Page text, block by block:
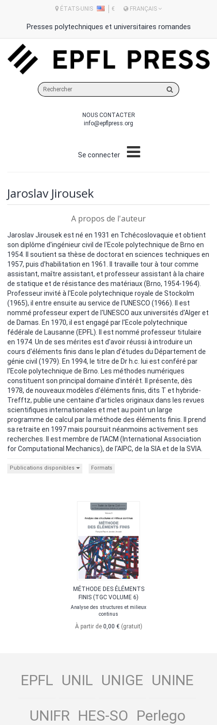
ÉTATS-UNIS € FRANÇAIS
Presses polytechniques et universitaires romandes
sur
site
NOUS CONTACTER
info@epflpress.org
Se connecter
Jaroslav Jirousek
A propos de l'auteur
Jaroslav Jirousek est né en 1931 en Tchécoslovaquie et obtient
son diplôme d'ingénieur civil de l'Ecole polytechnique de Brno en
1954. Il soutient sa thèse de doctorat en sciences techniques en
1957, puis d'habilitation en 1961. Il travaille tour à tour comme
assistant, maître assistant, et professeur assistant à la chaire
de statique et de résistance des matériaux (Brno, 1954-1964).
Professeur invité à l'Ecole polytechnique royale de Stockolm
(1965), il entre ensuite au service de l'UNESCO (1966). Il est
nommé professeur expert de l'UNESCO aux universités d'Alger et
de Damas. En 1970, il est engagé par l'Ecole polytechnique
fédérale de Lausanne (EPFL). Il est nommé professeur titulaire
en 1974. Un de ses mérites est d'avoir réussi à introduire un
cours d'éléments finis dans le plan d'études du Département de
génie civil (1979). En 1994, le titre de Dr h.c. lui est conféré par
l'Ecole polytechnique de Brno. Les méthodes numériques
constituent son principal domaine d'intérêt. Il présente, dès
1978, de nouveaux modèles d'éléments finis, dits T et hybride-
Trefftz, publie une centaine d'articles originaux dans les revues
scientifiques internationales et met au point un large
programme de calcul par la méthode des éléments finis. Il prend
sa retraite en 1997 mais poursuit néanmoins activement ses
recherches. Il est membre de l'IACM (International Association
for Computational Mechanics), de l'AIPC, de la SIA et de la SVIA.
Publications disponibles Formats
MÉTHODE DES ÉLÉMENTS
FINIS (TGC VOLUME 6)
Analyse des structures et milieux
continus
À partir de 0,00 € (gratuit)
EPFL UNIL UNIGE UNINE
UNIFR HES-SO Perlego